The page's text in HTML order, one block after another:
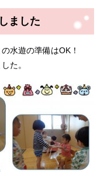
ました
水遊の準備はOK！
た。